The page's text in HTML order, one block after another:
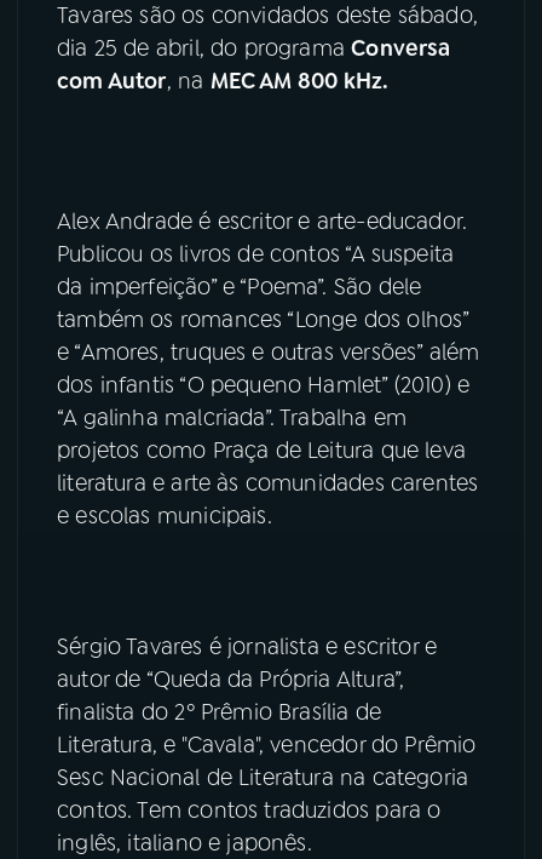
PODCASTS
07ÚLTIMAS
PRÊMIO RÁDIO MEC
ACOMPANHE A RÁDIO MEC
YouTube Facebook
Instagram
Tavares são os convidados deste sábado,
dia 25 de abril, do programaConversa
com Autor, na MEC AM 800 kHz.
Alex Andrade é escritor e arte-educador.
Publicou os livros de contos “A suspeita
da imperfeição” e “Poema”. São dele
também os romances “Longe dos olhos”
e “Amores, truques e outras versões” além
dos infantis “O pequeno Hamlet” (2010) e
“A galinha malcriada”. Trabalha em
projetos como Praça de Leitura que leva
literatura e arte às comunidades carentes
e escolas municipais.
Sérgio Tavares é jornalista e escritor e
autor de “Queda da Própria Altura”,
finalista do 2º Prêmio Brasília de
Literatura, e "Cavala", vencedor do Prêmio
Sesc Nacional de Literatura na categoria
contos. Tem contos traduzidos para o
inglês, italiano e japonês.